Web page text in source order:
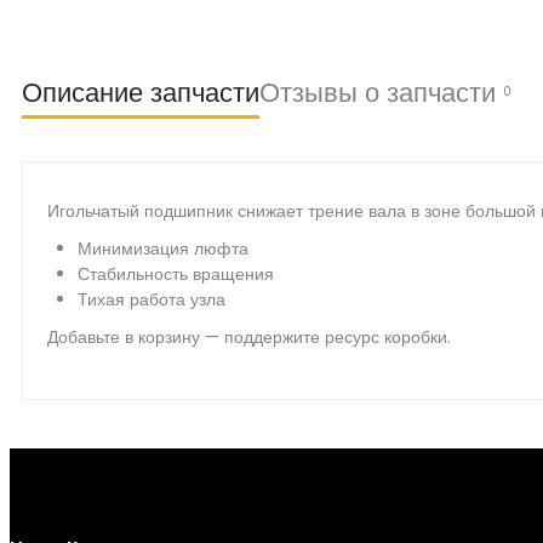
Описание запчастиОтзывы о запчасти 0
Игольчатый подшипник снижает трение вала в зоне большой
Минимизация люфта
Стабильность вращения
Тихая работа узла
Добавьте в корзину — поддержите ресурс коробки.